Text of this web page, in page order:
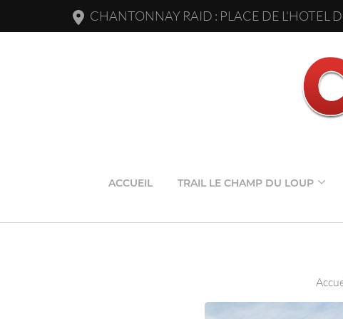
CHANTONNAY RAID : PLACE DE L'HOTEL
ACCUEIL TRAIL LE CHAMP DU LOUP